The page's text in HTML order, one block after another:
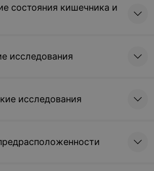
состояния кишечника и
исследования
исследования